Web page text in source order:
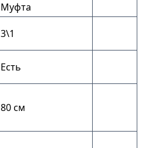
Муфта
3\1
Есть
80 см